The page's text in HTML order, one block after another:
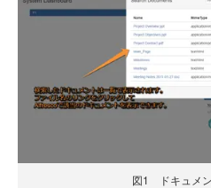
図1 ドキュメ